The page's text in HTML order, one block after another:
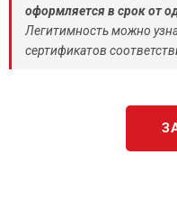
оформляется в срок от
Легитимность можно
сертификатов